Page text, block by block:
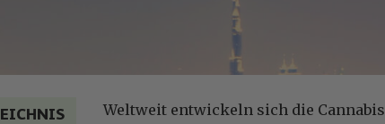
Weltweit entwickeln sich die